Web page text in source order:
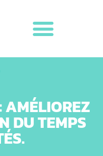
AMÉLIOREZ
DU TEMPS